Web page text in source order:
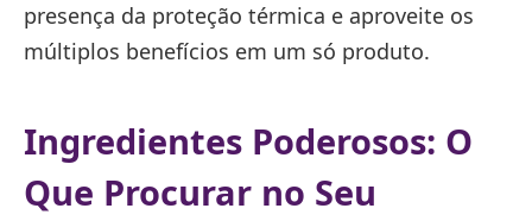
presença da proteção térmica e aproveite os
múltiplos benefícios em um só produto.
Ingredientes Poderosos: O
Que Procurar no Seu